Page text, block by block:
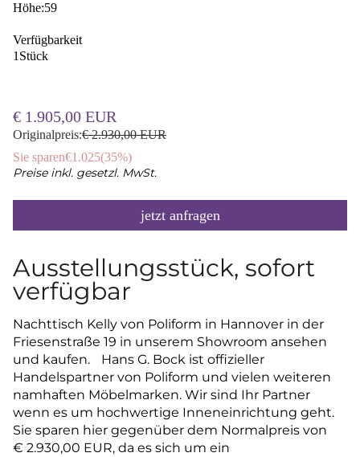
Höhe:59
Verfügbarkeit
1 Stück
€ 1.905,00 EUR
Originalpreis:€ 2.930,00 EUR
Sie sparen€1.025(35%)
Preise inkl. gesetzl. MwSt.
jetzt anfragen
Ausstellungsstück, sofort
verfügbar
Nachttisch Kelly von Poliform in Hannover in der
Friesenstraße 19 in unserem Showroom ansehen
und kaufen. Hans G. Bock ist offizieller
Handelspartner von Poliform und vielen weiteren
namhaften Möbelmarken. Wir sind Ihr Partner
wenn es um hochwertige Inneneinrichtung geht.
Sie sparen hier gegenüber dem Normalpreis von
€ 2.930,00 EUR, da es sich um ein